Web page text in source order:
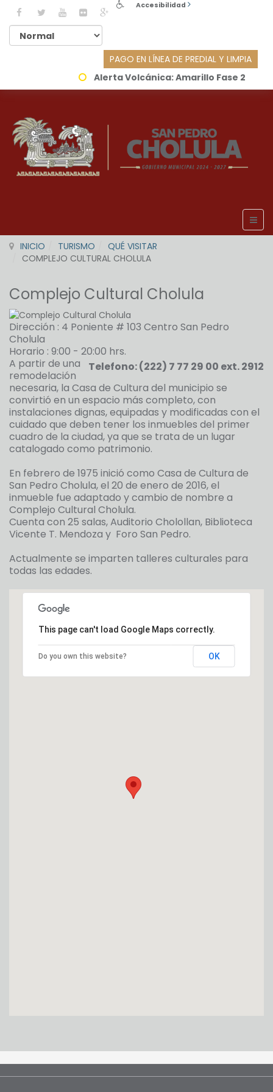
Accesibilidad
PAGO EN LÍNEA DE PREDIAL Y LIMPIA
Alerta Volcánica:Amarillo Fase 2
INICIO TURISMO
QUÉ VISITAR
COMPLEJO CULTURAL CHOLULA
Complejo Cultural Cholula
Dirección : 4 Poniente # 103 Centro San Pedro
Cholula
Horario : 9:00 - 20:00 hrs.
Telefono: (222) 7 77 29 00 ext. 2912
A partir de una
remodelación
necesaria, la Casa de Cultura del municipio se
convirtió en un espacio más completo, con
instalaciones dignas, equipadas y modificadas con el
cuidado que deben tener los inmuebles del primer
cuadro de la ciudad, ya que se trata de un lugar
catalogado como patrimonio.
En febrero de 1975 inició como Casa de Cultura de
San Pedro Cholula, el 20 de enero de 2016, el
inmueble fue adaptado y cambio de nombre a
Complejo Cultural Cholula.
Cuenta con 25 salas, Auditorio Cholollan, Biblioteca
Vicente T. Mendoza y Foro San Pedro.
Actualmente se imparten talleres culturales para
todas las edades.
This page can't load Google Maps correctly.
Do you own this website? OK